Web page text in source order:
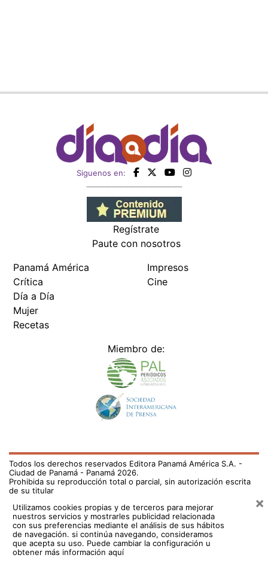
Siguenos en:
Regístrate
Paute con nosotros
Panamá América
Crítica
Día a Día
Mujer
Recetas
Impresos
Cine
Miembro de:
Todos los derechos reservados Editora Panamá América S.A. -
Ciudad de Panamá - Panamá 2026.
Prohibida su reproducción total o parcial, sin autorización escrita
de su titular
Utilizamos cookies propias y de terceros para mejorar
nuestros servicios y mostrarles publicidad relacionada
con sus preferencias mediante el análisis de sus hábitos
de navegación. si continúa navegando, consideramos
que acepta su uso. Puede cambiar la configuración u
obtener más información aquí
×